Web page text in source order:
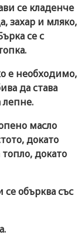
се кладенче
захар и мляко,
се с
е необходимо,
да става
лепне.
масло
докато
докато
се обърква със